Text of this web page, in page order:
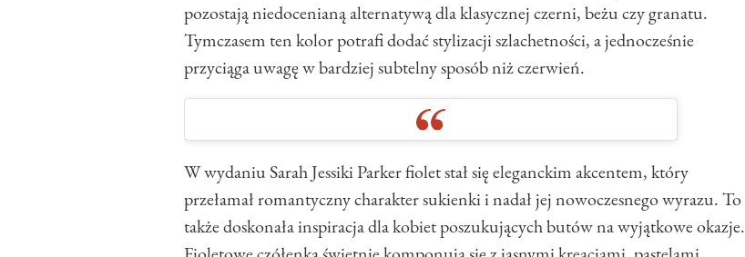
pozostają niedocenianą alternatywą dla klasycznej czerni, beżu czy granatu.
Tymczasem ten kolor potrafi dodać stylizacji szlachetności, a jednocześnie
przyciąga uwagę w bardziej subtelny sposób niż czerwień.
W wydaniu Sarah Jessiki Parker fiolet stał się eleganckim akcentem, który
przełamał romantyczny charakter sukienki i nadał jej nowoczesnego wyrazu. To
także doskonała inspiracja dla kobiet poszukujących butów na wyjątkowe okazje.